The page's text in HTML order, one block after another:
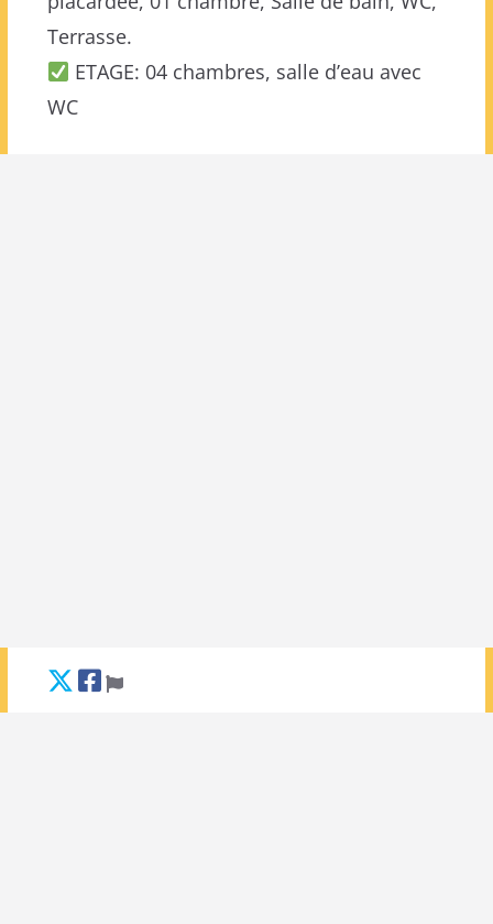
Terrasse.
ETAGE: 04 chambres, salle d’eau avec
WC